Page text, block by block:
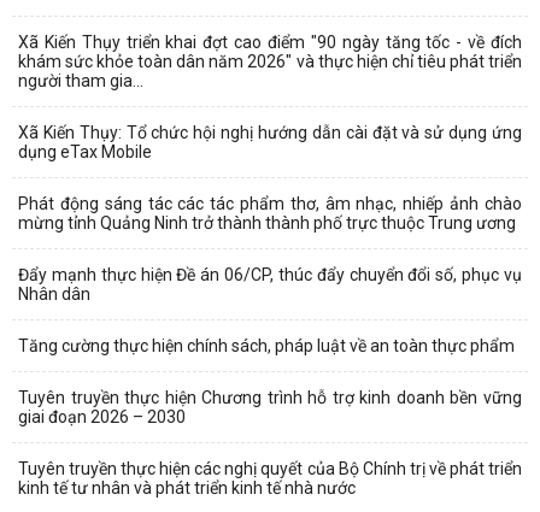
Xã Kiến Thụy triển khai đợt cao điểm "90 ngày tăng tốc - về đích
khám sức khỏe toàn dân năm 2026" và thực hiện chỉ tiêu phát triển
người tham gia...
Xã Kiến Thụy: Tổ chức hội nghị hướng dẫn cài đặt và sử dụng ứng
dụng eTax Mobile
Phát động sáng tác các tác phẩm thơ, âm nhạc, nhiếp ảnh chào
mừng tỉnh Quảng Ninh trở thành thành phố trực thuộc Trung ương
Đẩy mạnh thực hiện Đề án 06/CP, thúc đẩy chuyển đổi số, phục vụ
Nhân dân
Tăng cường thực hiện chính sách, pháp luật về an toàn thực phẩm
Tuyên truyền thực hiện Chương trình hỗ trợ kinh doanh bền vững
giai đoạn 2026 – 2030
Tuyên truyền thực hiện các nghị quyết của Bộ Chính trị về phát triển
kinh tế tư nhân và phát triển kinh tế nhà nước